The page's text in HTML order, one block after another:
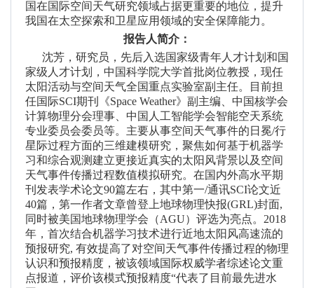
国在国际空间天气研究领域占据更重要的地位，提升
我国在太空探索和卫星应用领域的安全保障能力。
报告人简介：
沈芳，研究员，先后入选国家级青年人才计划和国
家级人才计划，中国科学院大学首批岗位教授，现任
太阳活动与空间天气全国重点实验室副主任。目前担
任国际SCI期刊《Space Weather》副主编、中国核学会
计算物理分会理事、中国人工智能学会智能空天系统
专业委员会委员等。主要从事空间天气事件的日冕/行
星际过程方面的三维建模研究，聚焦如何基于机器学
习和综合观测建立更接近真实的太阳风背景以及空间
天气事件传播过程数值模拟研究。在国内外高水平期
刊发表学术论文90篇左右，其中第一/通讯SCI论文近
40篇，第一作者文章曾登上地球物理快报(GRL)封面,
同时被美国地球物理学会（AGU）评选为亮点。 2018
年，首次结合机器学习技术进行近地太阳风高速流的
预报研究, 有效提高了对空间天气事件传播过程的物理
认识和预报精度，被该领域国际权威学者综述论文重
点报道，评价该模式预报精度“代表了目前最先进水